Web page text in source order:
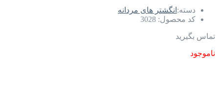
دسته: انگشتر های مردانه
کد محصول: 3028
تماس بگیرید
ناموجود